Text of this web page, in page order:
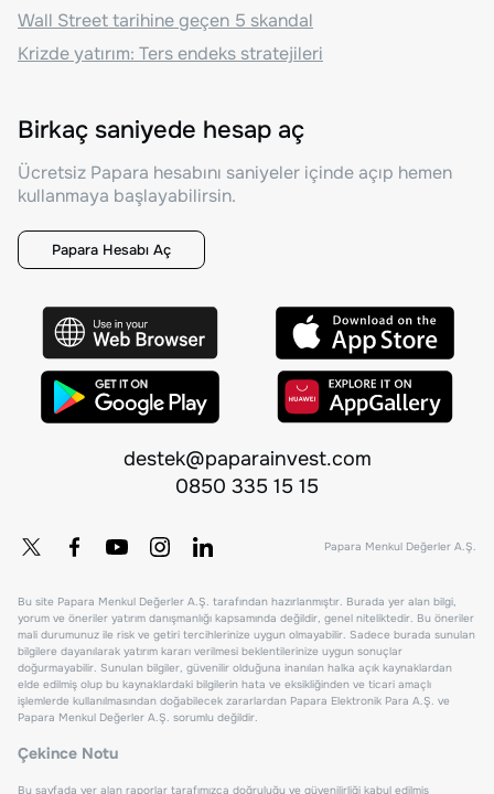
Wall Street tarihine geçen 5 skandal
Krizde yatırım: Ters endeks stratejileri
Birkaç saniyede hesap aç
Ücretsiz Papara hesabını saniyeler içinde açıp hemen
kullanmaya başlayabilirsin.
Papara Hesabı Aç
destek@paparainvest.com
0850 335 15 15
Papara Menkul Değerler A.Ş.
Bu site Papara Menkul Değerler A.Ş. tarafından hazırlanmıştır. Burada yer alan bilgi,
yorum ve öneriler yatırım danışmanlığı kapsamında değildir, genel niteliktedir. Bu öneriler
mali durumunuz ile risk ve getiri tercihlerinize uygun olmayabilir. Sadece burada sunulan
bilgilere dayanılarak yatırım kararı verilmesi beklentilerinize uygun sonuçlar
doğurmayabilir. Sunulan bilgiler, güvenilir olduğuna inanılan halka açık kaynaklardan
elde edilmiş olup bu kaynaklardaki bilgilerin hata ve eksikliğinden ve ticari amaçlı
işlemlerde kullanılmasından doğabilecek zararlardan Papara Elektronik Para A.Ş. ve
Papara Menkul Değerler A.Ş. sorumlu değildir.
Çekince Notu
Bu sayfada yer alan raporlar tarafımızca doğruluğu ve güvenilirliği kabul edilmiş